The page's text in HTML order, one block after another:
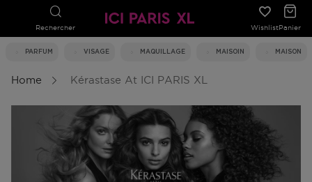
Rechercher WishlistPanier
PARFUM VISAGE MAQUILLAGE MAISOIN MAISON
Home Kérastase At ICI PARIS XL